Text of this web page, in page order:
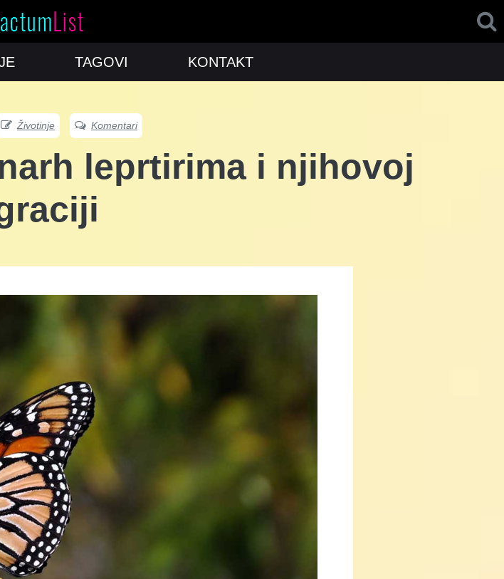
TAGOVI KONTAKT
Životinje Komentari
leprtirima i njihovoj